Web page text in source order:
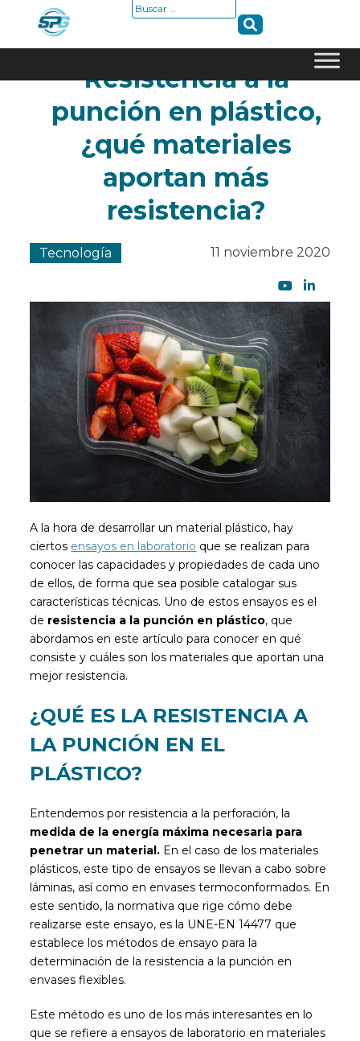
Buscar:
Resistencia a la
punción en plástico,
¿qué materiales
aportan más
resistencia?
Tecnología 11 noviembre 2020
A la hora de desarrollar un material plástico, hay
ciertos ensayos en laboratorio que se realizan para
conocer las capacidades y propiedades de cada uno
de ellos, de forma que sea posible catalogar sus
características técnicas. Uno de estos ensayos es el
de resistencia a la punción en plástico, que
abordamos en este artículo para conocer en qué
consiste y cuáles son los materiales que aportan una
mejor resistencia.
¿QUÉ ES LA RESISTENCIA A
LA PUNCIÓN EN EL
PLÁSTICO?
Entendemos por resistencia a la perforación, la
medida de la energía máxima necesaria para
penetrar un material. En el caso de los materiales
plásticos, este tipo de ensayos se llevan a cabo sobre
láminas, así como en envases termoconformados. En
este sentido, la normativa que rige cómo debe
realizarse este ensayo, es la UNE-EN 14477 que
establece los métodos de ensayo para la
determinación de la resistencia a la punción en
envases flexibles.
Este método es uno de los más interesantes en lo
que se refiere a ensayos de laboratorio en materiales